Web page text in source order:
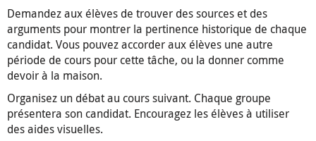
Demandez aux élèves de trouver des sources et des
arguments pour montrer la pertinence historique de chaque
candidat. Vous pouvez accorder aux élèves une autre
période de cours pour cette tâche, ou la donner comme
devoir à la maison.
Organisez un débat au cours suivant. Chaque groupe
présentera son candidat. Encouragez les élèves à utiliser
des aides visuelles.